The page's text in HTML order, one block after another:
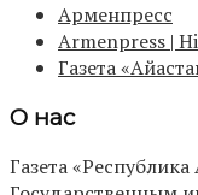
Арменпресс
Armenpress |
Газета
О нас
Газета